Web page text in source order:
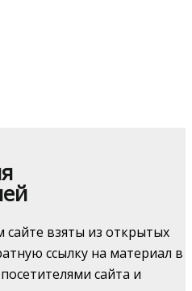
взяты из открытых
ссылку на материал в
сайта и